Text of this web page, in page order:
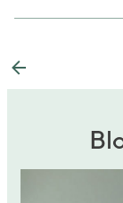
Previous